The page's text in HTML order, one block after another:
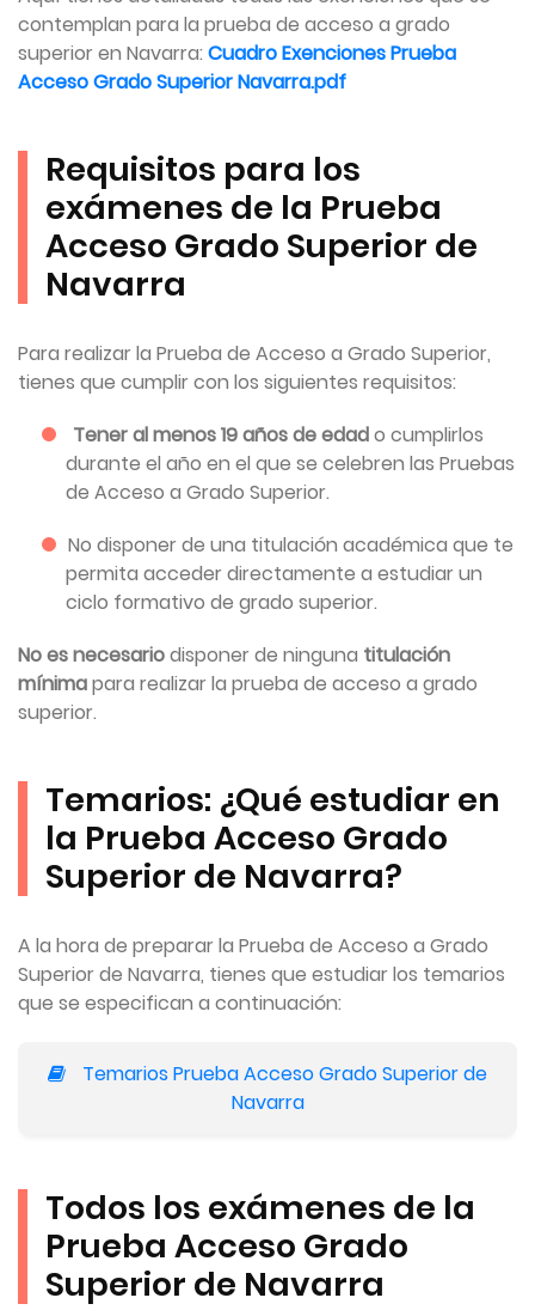
contemplan para la prueba de acceso a grado
superior en Navarra: Cuadro Exenciones Prueba
Acceso Grado Superior Navarra.pdf
Requisitos para los
exámenes de la Prueba
Acceso Grado Superior de
Navarra
Para realizar la Prueba de Acceso a Grado Superior,
tienes que cumplir con los siguientes requisitos:
Tener al menos 19 años de edado cumplirlos
durante el año en el que se celebren las Pruebas
de Acceso a Grado Superior.
No disponer de una titulación académica que te
permita acceder directamente a estudiar un
ciclo formativo de grado superior.
No es necesariodisponer de ninguna titulación
mínimapara realizar la prueba de acceso a grado
superior.
Temarios: ¿Qué estudiar en
la Prueba Acceso Grado
Superior de Navarra?
A la hora de preparar la Prueba de Acceso a Grado
Superior de Navarra, tienes que estudiar los temarios
que se especifican a continuación:
Temarios Prueba Acceso Grado Superior de
Navarra
Todos los exámenes de la
Prueba Acceso Grado
Superior de Navarra